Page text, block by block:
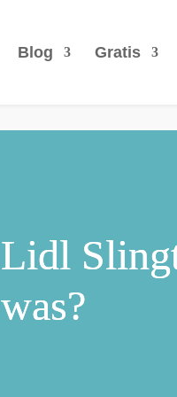
Blog Gratis
Lidl
was?